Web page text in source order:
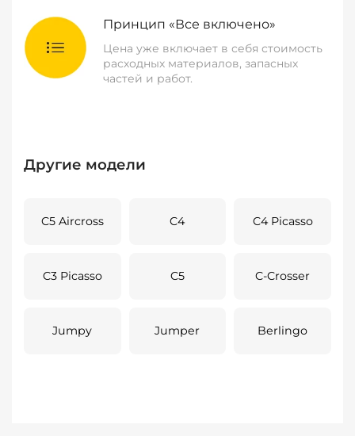
Принцип «Все включено»
Цена уже включает в себя стоимость
расходных материалов, запасных
частей и работ.
Другие модели
C5 Aircross C4 C4 Picasso
C3 Picasso C5 C-Crosser
Jumpy Jumper Berlingo